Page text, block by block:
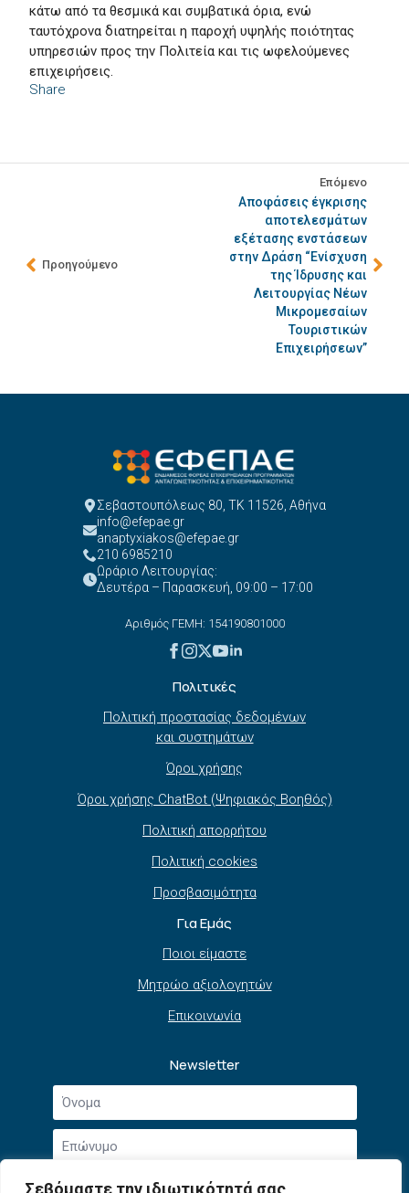
Σεβόμαστε την ιδιωτικότητά σας
Share
κάτω από τα θεσμικά και συμβατικά όρια, ενώ
ταυτόχρονα διατηρείται η παροχή υψηλής ποιότητας
υπηρεσιών προς την Πολιτεία και τις ωφελούμενες
επιχειρήσεις.
Προηγούμενο
Επόμενο
Αποφάσεις έγκρισης
αποτελεσμάτων
εξέτασης ενστάσεων
στην Δράση “Ενίσχυση
της Ίδρυσης και
Λειτουργίας Νέων
Μικρομεσαίων
Τουριστικών
Επιχειρήσεων”
Σεβαστουπόλεως 80, ΤΚ 11526, Αθήνα
info@efepae.gr
anaptyxiakos@efepae.gr
210 6985210
Ωράριο Λειτουργίας:
Δευτέρα – Παρασκευή, 09:00 – 17:00
Αριθμός ΓΕΜΗ: 154190801000
Πολιτικές
Πολιτική προστασίας δεδομένων
και συστημάτων
Όροι χρήσης
Όροι χρήσης ChatBot (Ψηφιακός Βοηθός)
Πολιτική απορρήτου
Πολιτική cookies
Προσβασιμότητα
Για Εμάς
Ποιοι είμαστε
Μητρώο αξιολογητών
Επικοινωνία
Newsletter
Όνομα
Επώνυμο
Email